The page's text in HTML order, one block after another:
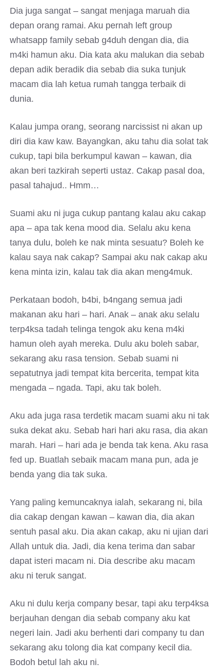
Dia juga sangat – sangat menjaga maruah dia
depan orang ramai. Aku pernah left group
whatsapp family sebab g4duh dengan dia, dia
m4ki hamun aku. Dia kata aku malukan dia sebab
depan adik beradik dia sebab dia suka tunjuk
macam dia lah ketua rumah tangga terbaik di
dunia.
Kalau jumpa orang, seorang narcissist ni akan up
diri dia kaw kaw. Bayangkan, aku tahu dia solat tak
cukup, tapi bila berkumpul kawan – kawan, dia
akan beri tazkirah seperti ustaz. Cakap pasal doa,
pasal tahajud.. Hmm…
Suami aku ni juga cukup pantang kalau aku cakap
apa – apa tak kena mood dia. Selalu aku kena
tanya dulu, boleh ke nak minta sesuatu? Boleh ke
kalau saya nak cakap? Sampai aku nak cakap aku
kena minta izin, kalau tak dia akan meng4muk.
Perkataan bodoh, b4bi, b4ngang semua jadi
makanan aku hari – hari. Anak – anak aku selalu
terp4ksa tadah telinga tengok aku kena m4ki
hamun oleh ayah mereka. Dulu aku boleh sabar,
sekarang aku rasa tension. Sebab suami ni
sepatutnya jadi tempat kita bercerita, tempat kita
mengada – ngada. Tapi, aku tak boleh.
Aku ada juga rasa terdetik macam suami aku ni tak
suka dekat aku. Sebab hari hari aku rasa, dia akan
marah. Hari – hari ada je benda tak kena. Aku rasa
fed up. Buatlah sebaik macam mana pun, ada je
benda yang dia tak suka.
Yang paling kemuncaknya ialah, sekarang ni, bila
dia cakap dengan kawan – kawan dia, dia akan
sentuh pasal aku. Dia akan cakap, aku ni ujian dari
Allah untuk dia. Jadi, dia kena terima dan sabar
dapat isteri macam ni. Dia describe aku macam
aku ni teruk sangat.
Aku ni dulu kerja company besar, tapi aku terp4ksa
berjauhan dengan dia sebab company aku kat
negeri lain. Jadi aku berhenti dari company tu dan
sekarang aku tolong dia kat company kecil dia.
Bodoh betul lah aku ni.